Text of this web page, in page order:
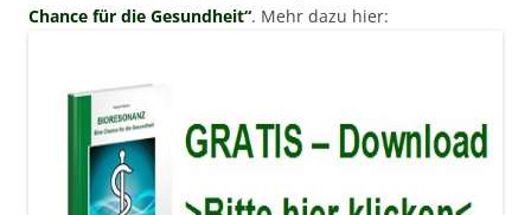
Chance für die Gesundheit“. Mehr dazu hier: